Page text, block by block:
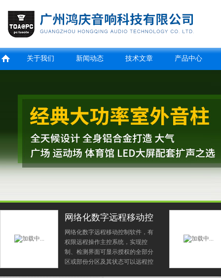
广州鸿庆音响科技有限公司
关于我们 新闻动态 技术文章 产品中心
网络化数字远程移动控
制软件
网络化数字远程移动控制软件，有
权限远程操作主控系统，实现控
制、检测界面可显示授权的全部分
区或部份分区及其状态可以远程控